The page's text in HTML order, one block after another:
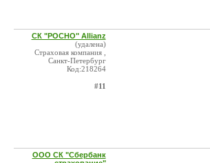
СК "РОСНО" Allianz
(удалена)
Страховая компания ,
Санкт-Петербург
Код:218264
#11
ООО СК "Сбербанк